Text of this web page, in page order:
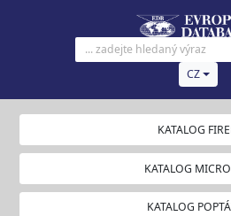
CZ
KATALOG
KATALOG
KATALOG